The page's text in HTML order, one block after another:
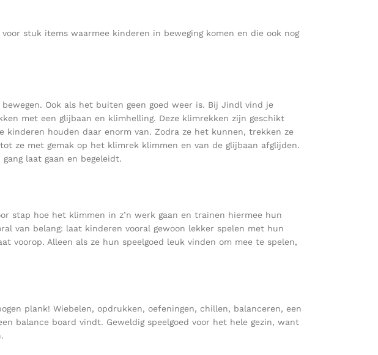
stuk items waarmee kinderen in beweging komen en die ook nog
Ook als het buiten geen goed weer is. Bij Jindl vind je
met een glijbaan en klimhelling. Deze klimrekken zijn geschikt
kinderen houden daar enorm van. Zodra ze het kunnen, trekken ze
ze met gemak op het klimrek klimmen en van de glijbaan afglijden.
laat gaan en begeleidt.
stap hoe het klimmen in z’n werk gaan en trainen hiermee hun
van belang: laat kinderen vooral gewoon lekker spelen met hun
voorop. Alleen als ze hun speelgoed leuk vinden om mee te spelen,
plank! Wiebelen, opdrukken, oefeningen, chillen, balanceren, een
balance board vindt. Geweldig speelgoed voor het hele gezin, want